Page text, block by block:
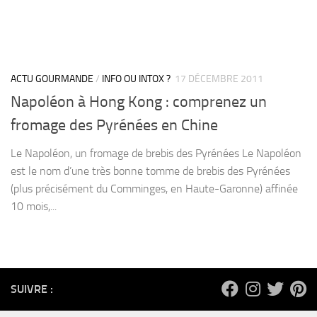
ACTU GOURMANDE / INFO OU INTOX ? 17 DÉCEMBRE 2011
Napoléon à Hong Kong : comprenez un
fromage des Pyrénées en Chine
Le Napoléon, un fromage de brebis des Pyrénées Le Napoléon
est le nom d’une très bonne tomme de brebis des Pyrénées
(plus précisément du Comminges, en Haute-Garonne) affinée
10 mois,...
SUIVRE :